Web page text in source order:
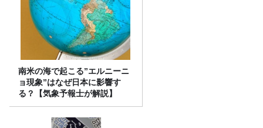
南米の海で起こる”エルニーニ
ョ現象”はなぜ日本に影響す
る？【気象予報士が解説】